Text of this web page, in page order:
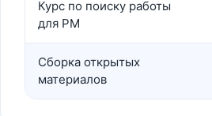
Курс по поиску работы
для PM
Сборка открытых
материалов